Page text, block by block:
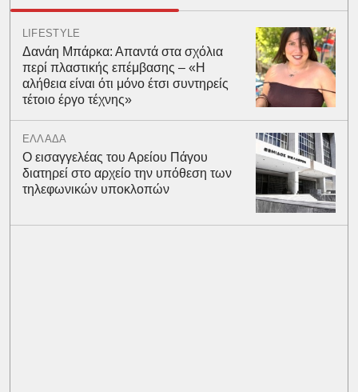
LIFESTYLE
Δανάη Μπάρκα: Απαντά στα σχόλια
περί πλαστικής επέμβασης – «Η
αλήθεια είναι ότι μόνο έτσι συντηρείς
τέτοιο έργο τέχνης»
ΕΛΛΑΔΑ
Ο εισαγγελέας του Αρείου Πάγου
διατηρεί στο αρχείο την υπόθεση των
τηλεφωνικών υποκλοπών